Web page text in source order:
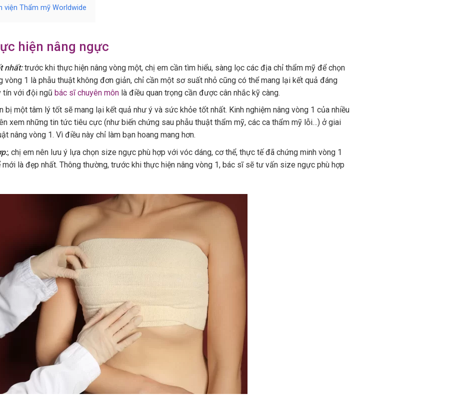
viện Thẩm mỹ Worldwide
hiện nâng ngực
nhất:trước khi thực hiện nâng vòng một, chị em cần tìm hiểu, sàng lọc các địa chỉ thẩm mỹ để chọn
vòng 1 là phẫu thuật không đơn giản, chỉ cần một sơ suất nhỏ cũng có thể mang lại kết quả đáng
tín với đội ngũbác sĩ chuyên môn là điều quan trọng cần được cân nhắc kỹ càng.
bị một tâm lý tốt sẽ mang lại kết quả như ý và sức khỏe tốt nhất. Kinh nghiệm nâng vòng 1 của nhiều
xem những tin tức tiêu cực (như biến chứng sau phẫu thuật thẩm mỹ, các ca thẩm mỹ lỗi…) ở giai
nâng vòng 1. Vì điều này chỉ làm bạn hoang mang hơn.
, chị em nên lưu ý lựa chọn size ngực phù hợp với vóc dáng, cơ thể, thực tế đã chứng minh vòng 1
là đẹp nhất. Thông thường, trước khi thực hiện nâng vòng 1, bác sĩ sẽ tư vấn size ngực phù hợp